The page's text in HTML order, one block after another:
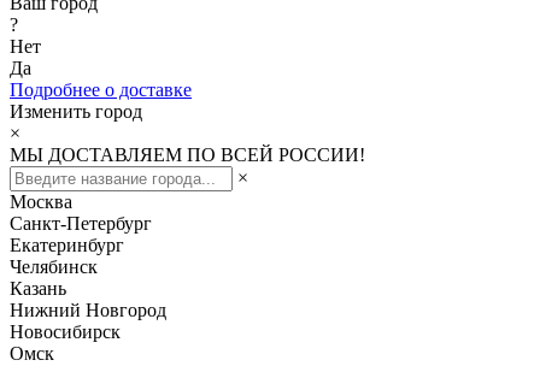
?
Нет
Да
Подробнее о доставке
Изменить город
×
МЫ ДОСТАВЛЯЕМ ПО ВСЕЙ РОССИИ!
×
Москва
Санкт-Петербург
Екатеринбург
Челябинск
Казань
Нижний Новгород
Новосибирск
Омск